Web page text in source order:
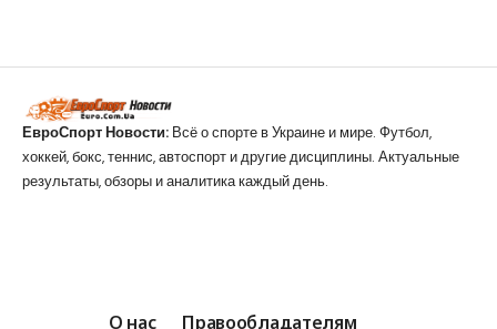
ЕвроСпорт Новости: Всё о спорте в Украине и мире. Футбол,
хоккей, бокс, теннис, автоспорт и другие дисциплины. Актуальные
результаты, обзоры и аналитика каждый день.
О нас Правообладателям